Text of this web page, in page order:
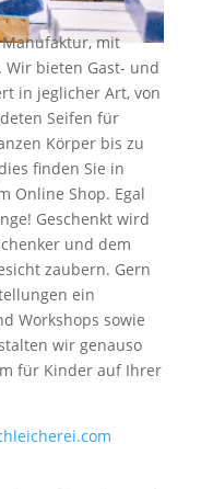
mit
Wir bieten Gast- und
in jeglicher Art, von
Seifen für
Körper bis zu
finden Sie in
Online Shop. Egal
Geschenkt wird
und dem
zaubern. Gern
ein
Workshops sowie
wir genauso
für Kinder auf Ihrer